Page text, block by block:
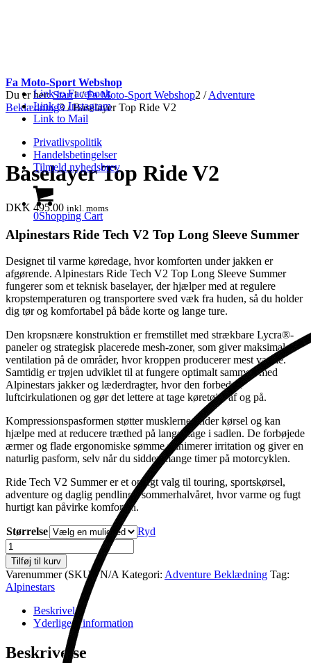
Link to Facebook
Link to Instagram
Link to Mail
Privatlivspolitik
Handelsbetingelser
Tilmeld nyhedsbrev
0Shopping Cart
Fa Moto-Sport Webshop
Du er her: Start1 / Fa Moto-Sport Webshop2 / Adventure
Beklædning3 / Baselayer Top Ride V2
Baselayer Top Ride V2
DKK 495.00 inkl. moms
Alpinestars Ride Tech V2 Top Long Sleeve Summer
Designet til varme køredage, hvor komforten under jakken er
afgørende. Alpinestars Ride Tech V2 Top Long Sleeve Summer
fungerer som et teknisk baselayer, der hjælper med at regulere
kropstemperaturen og transportere sved væk fra huden, så du holder
dig tør og komfortabel på både korte og lange ture.
Den kropsnære konstruktion er fremstillet med strækbare Lycra®-
paneler og strategisk placerede mesh-zoner, som giver maksimal
ventilation på de områder, hvor kroppen producerer mest varme.
Samtidig er trøjen udviklet til at fungere optimalt sammen med
Alpinestars jakker og læderdragter, hvor den forbedrer
luftcirkulationen og gør det lettere at tage køretøjet af og på.
Kompressionspasformen støtter musklerne under kørsel og kan
hjælpe med at reducere træthed på lange dage i sadlen. De forbøjede
ærmer og flade ergonomiske sømme minimerer irritation og giver en
naturlig pasform, selv når du sidder mange timer på motorcyklen.
Ride Tech V2 Summer er et oplagt valg til touring, sportskørsel,
adventure og daglig pendling i sommerhalvåret, hvor varme og fugt
hurtigt kan påvirke komforten.
Størrelse
Ryd
Baselayer
Top
Ride
V2
antal
Tilføj til kurv
Varenummer (SKU):N/A Kategori: Adventure Beklædning Tag:
Alpinestars
Beskrivelse
Yderligere information
Beskrivelse